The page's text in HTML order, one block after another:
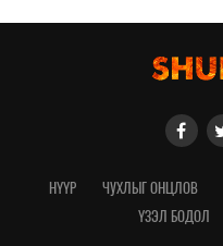
НҮҮР ЧУХЛЫГ ОНЦЛОВ
ҮЗЭЛ БОДОЛ